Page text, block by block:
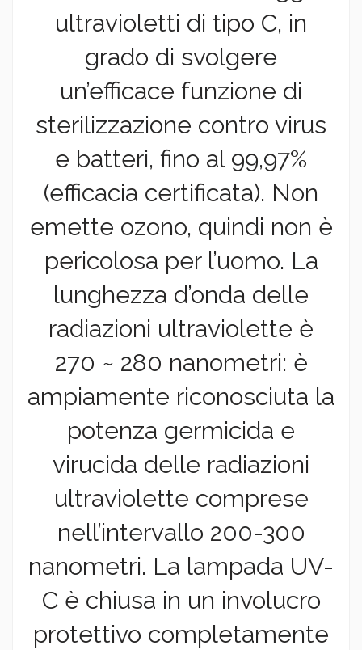
ultravioletti di tipo C, in
grado di svolgere
un’efficace funzione di
sterilizzazione contro virus
e batteri, fino al 99,97%
(efficacia certificata). Non
emette ozono, quindi non è
pericolosa per l’uomo. La
lunghezza d’onda delle
radiazioni ultraviolette è
270 ~ 280 nanometri: è
ampiamente riconosciuta la
potenza germicida e
virucida delle radiazioni
ultraviolette comprese
nell’intervallo 200-300
nanometri. La lampada UV-
C è chiusa in un involucro
protettivo completamente